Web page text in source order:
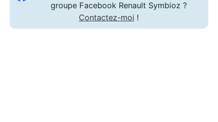
groupe Facebook Renault Symbioz ?
Contactez-moi !